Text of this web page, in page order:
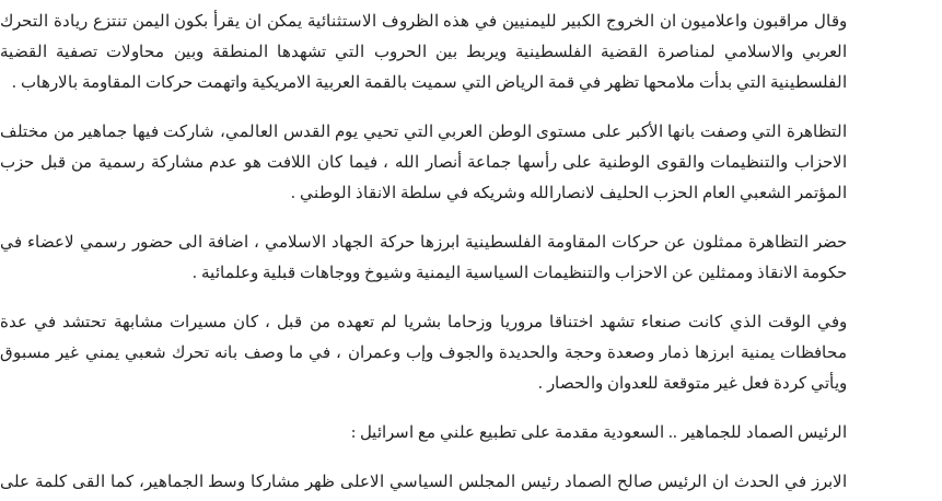
وقال مراقبون واعلاميون ان الخروج الكبير لليمنيين في هذه الظروف الاستثنائية يمكن ان يقرأ بكون اليمن تنتزع ريادة التحرك
العربي والاسلامي لمناصرة القضية الفلسطينية ويربط بين الحروب التي تشهدها المنطقة وبين محاولات تصفية القضية
الفلسطينية التي بدأت ملامحها تظهر في قمة الرياض التي سميت بالقمة العربية الامريكية واتهمت حركات المقاومة بالارهاب .
التظاهرة التي وصفت بانها الأكبر على مستوى الوطن العربي التي تحيي يوم القدس العالمي، شاركت فيها جماهير من مختلف
الاحزاب والتنظيمات والقوى الوطنية على رأسها جماعة أنصار الله ، فيما كان اللافت هو عدم مشاركة رسمية من قبل حزب
المؤتمر الشعبي العام الحزب الحليف لانصارالله وشريكه في سلطة الانقاذ الوطني .
حضر التظاهرة ممثلون عن حركات المقاومة الفلسطينية ابرزها حركة الجهاد الاسلامي ، اضافة الى حضور رسمي لاعضاء في
حكومة الانقاذ وممثلين عن الاحزاب والتنظيمات السياسية اليمنية وشيوخ ووجاهات قبلية وعلمائية .
وفي الوقت الذي كانت صنعاء تشهد اختناقا مروريا وزحاما بشريا لم تعهده من قبل ، كان مسيرات مشابهة تحتشد في عدة
محافظات يمنية ابرزها ذمار وصعدة وحجة والحديدة والجوف وإب وعمران ، في ما وصف بانه تحرك شعبي يمني غير مسبوق
ويأتي كردة فعل غير متوقعة للعدوان والحصار .
الرئيس الصماد للجماهير .. السعودية مقدمة على تطبيع علني مع اسرائيل :
الابرز في الحدث ان الرئيس صالح الصماد رئيس المجلس السياسي الاعلى ظهر مشاركا وسط الجماهير، كما القى كلمة على